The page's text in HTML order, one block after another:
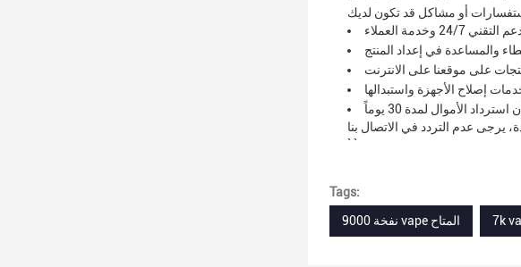
الأموال لمدة 30 يوماً
` `
Tags:
9000 نفخة vape المتاح